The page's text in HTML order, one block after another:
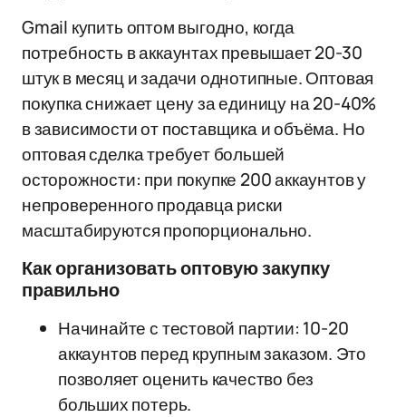
Gmail купить оптом выгодно, когда
потребность в аккаунтах превышает 20-30
штук в месяц и задачи однотипные. Оптовая
покупка снижает цену за единицу на 20-40%
в зависимости от поставщика и объёма. Но
оптовая сделка требует большей
осторожности: при покупке 200 аккаунтов у
непроверенного продавца риски
масштабируются пропорционально.
Как организовать оптовую закупку
правильно
Начинайте с тестовой партии: 10-20
аккаунтов перед крупным заказом. Это
позволяет оценить качество без
больших потерь.